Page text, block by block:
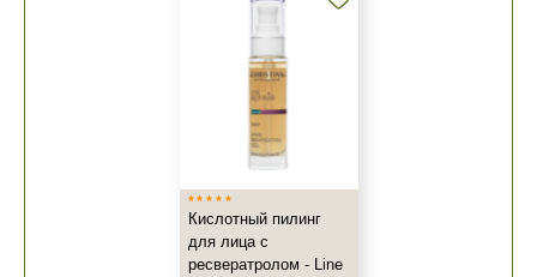
Кислотный пилинг
для лица с
ресвератролом - Line